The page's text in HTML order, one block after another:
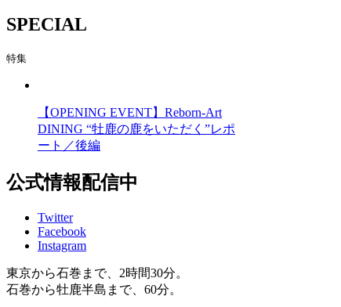
SPECIAL
特集
【OPENING EVENT】Reborn-Art
DINING “牡鹿の鹿をいただく”レポ
ート／後編
公式情報配信中
Twitter
Facebook
Instagram
東京から石巻まで、2時間30分。
石巻から牡鹿半島まで、60分。